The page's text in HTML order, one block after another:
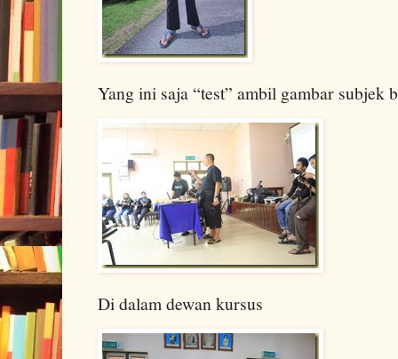
Yang ini saja “test” ambil gambar subjek
Di dalam dewan kursus